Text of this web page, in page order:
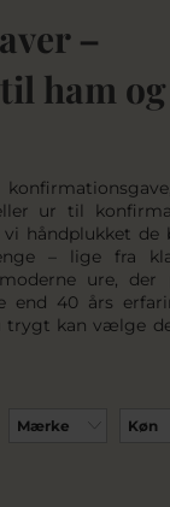
–
ham og
ur til
håndplukket de
– lige fra
ure, der
end 40 års
trygt kan vælge
Mærke Køn